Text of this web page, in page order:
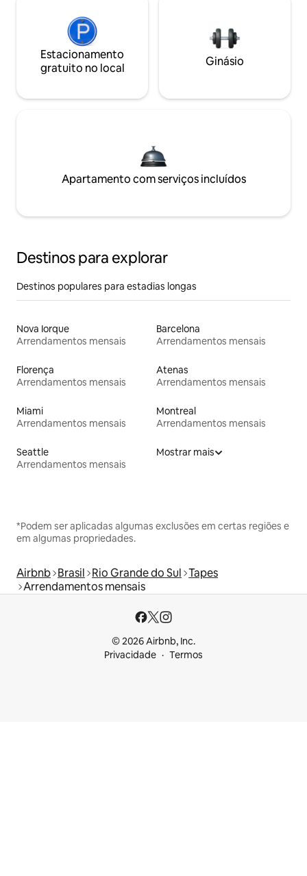
Estacionamento
gratuito no local
Ginásio
Apartamento com serviços incluídos
Destinos para explorar
Destinos populares para estadias longas
Nova Iorque
Arrendamentos mensais
Barcelona
Arrendamentos mensais
Florença
Arrendamentos mensais
Atenas
Arrendamentos mensais
Miami
Arrendamentos mensais
Montreal
Arrendamentos mensais
Seattle
Arrendamentos mensais
Mostrar mais
*Podem ser aplicadas algumas exclusões em certas regiões e
em algumas propriedades.
Airbnb Brasil Rio Grande do Sul Tapes
Arrendamentos mensais
© 2026 Airbnb, Inc.
Privacidade
Termos